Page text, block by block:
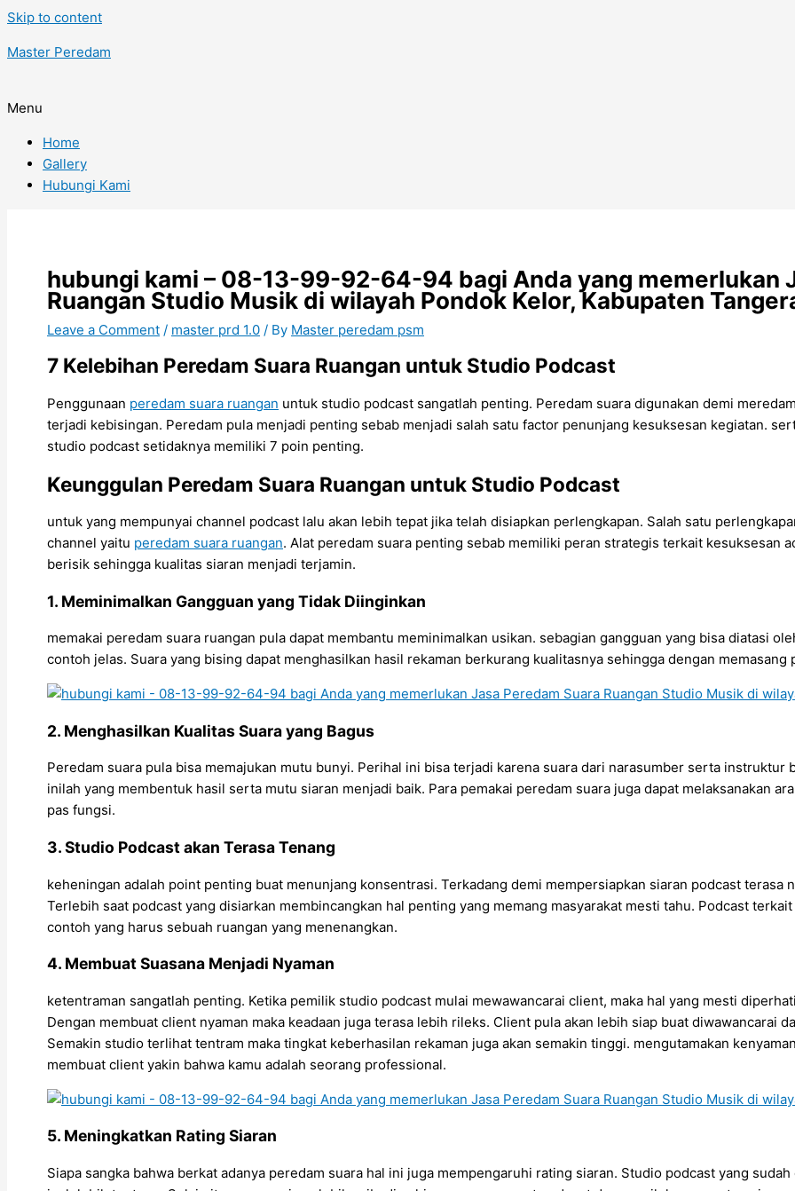
Skip to content
Master Peredam
Menu
Home
Gallery
Hubungi Kami
hubungi kami – 08-13-99-92-64-94 bagi Anda yang memerlukan
Ruangan Studio Musik di wilayah Pondok Kelor, Kabupaten
Leave a Comment / master prd 1.0 / By Master peredam psm
7 Kelebihan Peredam Suara Ruangan untuk Studio Podcast
Penggunaan peredam suara ruangan untuk studio podcast sangatlah penting. Peredam suara digunakan demi
terjadi kebisingan. Peredam pula menjadi penting sebab menjadi salah satu factor penunjang kesuksesan kegiatan.
studio podcast setidaknya memiliki 7 poin penting.
Keunggulan Peredam Suara Ruangan untuk Studio Podcast
untuk yang mempunyai channel podcast lalu akan lebih tepat jika telah disiapkan perlengkapan. Salah satu
channel yaitu peredam suara ruangan. Alat peredam suara penting sebab memiliki peran strategis terkait kesuksesan
berisik sehingga kualitas siaran menjadi terjamin.
1. Meminimalkan Gangguan yang Tidak Diinginkan
memakai peredam suara ruangan pula dapat membantu meminimalkan usikan. sebagian gangguan yang bisa diatasi
contoh jelas. Suara yang bising dapat menghasilkan hasil rekaman berkurang kualitasnya sehingga dengan
2. Menghasilkan Kualitas Suara yang Bagus
Peredam suara pula bisa memajukan mutu bunyi. Perihal ini bisa terjadi karena suara dari narasumber serta instruktur
inilah yang membentuk hasil serta mutu siaran menjadi baik. Para pemakai peredam suara juga dapat melaksanakan
pas fungsi.
3. Studio Podcast akan Terasa Tenang
keheningan adalah point penting buat menunjang konsentrasi. Terkadang demi mempersiapkan siaran podcast terasa
Terlebih saat podcast yang disiarkan membincangkan hal penting yang memang masyarakat mesti tahu. Podcast
contoh yang harus sebuah ruangan yang menenangkan.
4. Membuat Suasana Menjadi Nyaman
ketentraman sangatlah penting. Ketika pemilik studio podcast mulai mewawancarai client, maka hal yang mesti
Dengan membuat client nyaman maka keadaan juga terasa lebih rileks. Client pula akan lebih siap buat diwawancarai
Semakin studio terlihat tentram maka tingkat keberhasilan rekaman juga akan semakin tinggi. mengutamakan
membuat client yakin bahwa kamu adalah seorang professional.
5. Meningkatkan Rating Siaran
Siapa sangka bahwa berkat adanya peredam suara hal ini juga mempengaruhi rating siaran. Studio podcast yang